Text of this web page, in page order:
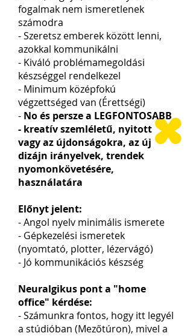
fogalmak nem ismeretlenek
számodra
- Szeretsz emberek között lenni,
azokkal kommunikálni
- Kiváló problémamegoldási
készséggel rendelkezel
- Minimum középfokú
végzettséged van (Érettségi)
- No és persze a LEGFONTOSABB
- kreatív szemléletű, nyitott
vagy az újdonságokra, az új
dizájn irányelvek, trendek
nyomonkövetésére,
használatára
Előnyt jelent:
- Angol nyelv minimális ismerete
- Gépkezelési ismeretek
(nyomtató, plotter, lézervágó)
- Jó kommunikációs készség
Neuralgikus pont a "home
office" kérdése:
-Számunkra fontos, hogy itt legyél
a stúdióban (Mezőtúron), mivel a